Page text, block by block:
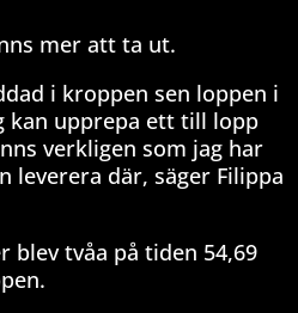
mer att ta ut.
i kroppen sen loppen i
kan upprepa ett till lopp
verkligen som jag har
leverera där, säger Filippa
blev tvåa på tiden 54,69